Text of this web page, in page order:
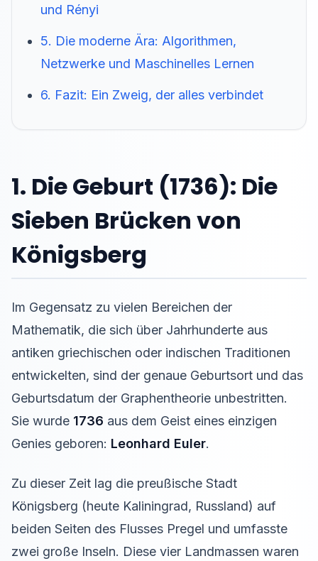
und Rényi
5. Die moderne Ära: Algorithmen,
Netzwerke und Maschinelles Lernen
6. Fazit: Ein Zweig, der alles verbindet
1. Die Geburt (1736): Die
Sieben Brücken von
Königsberg
Im Gegensatz zu vielen Bereichen der
Mathematik, die sich über Jahrhunderte aus
antiken griechischen oder indischen Traditionen
entwickelten, sind der genaue Geburtsort und das
Geburtsdatum der Graphentheorie unbestritten.
Sie wurde 1736 aus dem Geist eines einzigen
Genies geboren: Leonhard Euler.
Zu dieser Zeit lag die preußische Stadt
Königsberg (heute Kaliningrad, Russland) auf
beiden Seiten des Flusses Pregel und umfasste
zwei große Inseln. Diese vier Landmassen waren